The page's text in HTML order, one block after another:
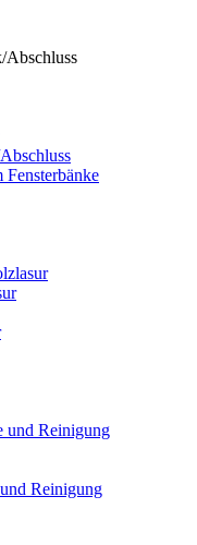
und Reinigung
Reinigung